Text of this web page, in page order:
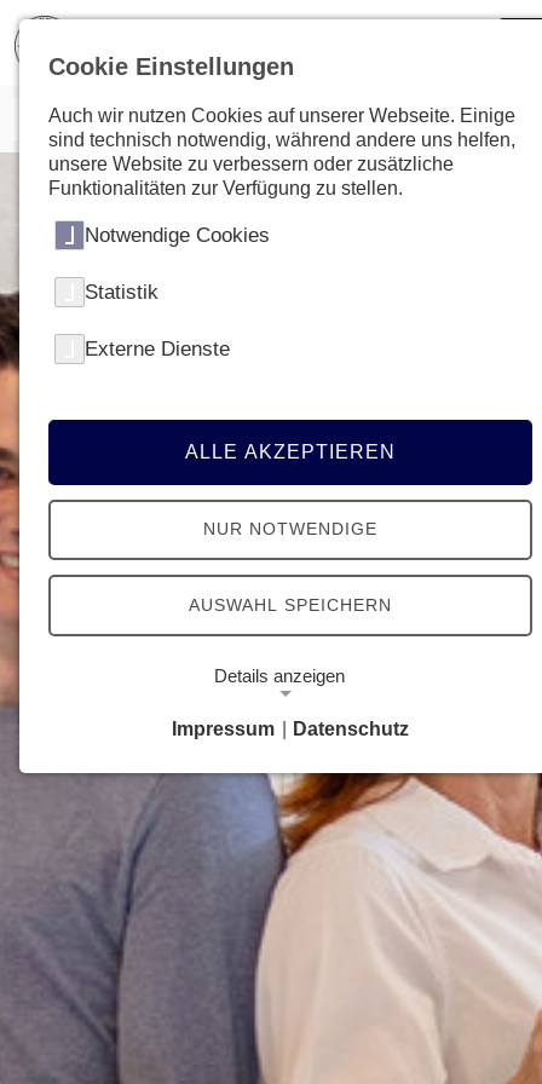
Cookie Einstellungen
Auch wir nutzen Cookies auf unserer Webseite. Einige
sind technisch notwendig, während andere uns helfen,
unsere Website zu verbessern oder zusätzliche
Funktionalitäten zur Verfügung zu stellen.
Notwendige Cookies
Statistik
Externe Dienste
ALLE AKZEPTIEREN
NUR NOTWENDIGE
AUSWAHL SPEICHERN
Details anzeigen
Notwendige Cookies ermöglichen grundlegende
Funktionen und sind für die einwandfreie Funktion
der Website erforderlich.
Google Analytics Opt-Out-Cookie
Name:
gaOptout
Dieser Cookie speichert die gewählte
Einverständnisoption bezüglich Google Analytics
Opt-Out
Impressum Datenschutz